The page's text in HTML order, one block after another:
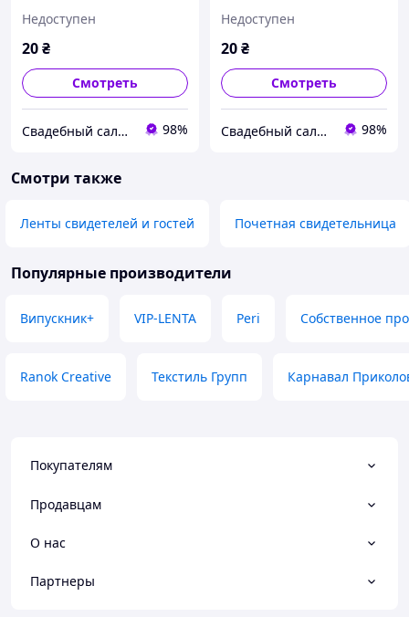
Недоступен
20₴
Смотреть
Свадебный салон "ПРИНЦЕССА" 98%
Недоступен
20₴
Смотреть
Свадебный салон "ПРИНЦЕССА" 98%
Смотри также
Ленты свидетелей и гостей Почетная свидетельница
Популярные производители
Випускник+ VIP-LENTA Peri Собственное
Ranok Creative Текстиль Групп Карнавал
Покупателям
Продавцам
О нас
Партнеры